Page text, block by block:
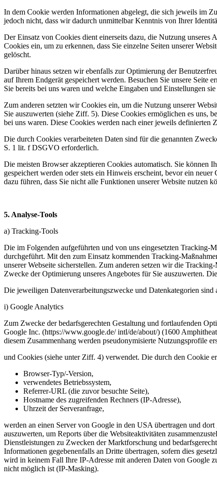
In dem Cookie werden Informationen abgelegt, die sich jeweils im
jedoch nicht, dass wir dadurch unmittelbar Kenntnis von Ihrer
Der Einsatz von Cookies dient einerseits dazu, die Nutzung unseres
Cookies ein, um zu erkennen, dass Sie einzelne Seiten unserer
gelöscht.
Darüber hinaus setzen wir ebenfalls zur Optimierung der
auf Ihrem Endgerät gespeichert werden. Besuchen Sie unsere Seite
Sie bereits bei uns waren und welche Eingaben und Einstellungen
Zum anderen setzten wir Cookies ein, um die Nutzung unserer
Sie auszuwerten (siehe Ziff. 5). Diese Cookies ermöglichen es uns,
bei uns waren. Diese Cookies werden nach einer jeweils definierten
Die durch Cookies verarbeiteten Daten sind für die genannten
S. 1 lit. f DSGVO erforderlich.
Die meisten Browser akzeptieren Cookies automatisch. Sie können
gespeichert werden oder stets ein Hinweis erscheint, bevor ein
dazu führen, dass Sie nicht alle Funktionen unserer Website nutzen
5. Analyse-Tools
a) Tracking-Tools
Die im Folgenden aufgeführten und von uns eingesetzten
durchgeführt. Mit den zum Einsatz kommenden Tracking-
unserer Webseite sicherstellen. Zum anderen setzen wir die
Zwecke der Optimierung unseres Angebotes für Sie auszuwerten.
Die jeweiligen Datenverarbeitungszwecke und Datenkategorien sind
i) Google Analytics
Zum Zwecke der bedarfsgerechten Gestaltung und fortlaufenden
Google Inc. (https://www.google.de/ intl/de/about/) (1600
diesem Zusammenhang werden pseudonymisierte Nutzungsprofile
und Cookies (siehe unter Ziff. 4) verwendet. Die durch den Cookie
Browser-Typ/-Version,
verwendetes Betriebssystem,
Referrer-URL (die zuvor besuchte Seite),
Hostname des zugreifenden Rechners (IP-Adresse),
Uhrzeit der Serveranfrage,
werden an einen Server von Google in den USA übertragen und
auszuwerten, um Reports über die Websiteaktivitäten
Dienstleistungen zu Zwecken der Marktforschung und
Informationen gegebenenfalls an Dritte übertragen, sofern dies
wird in keinem Fall Ihre IP-Adresse mit anderen Daten von Google
nicht möglich ist (IP-Masking).